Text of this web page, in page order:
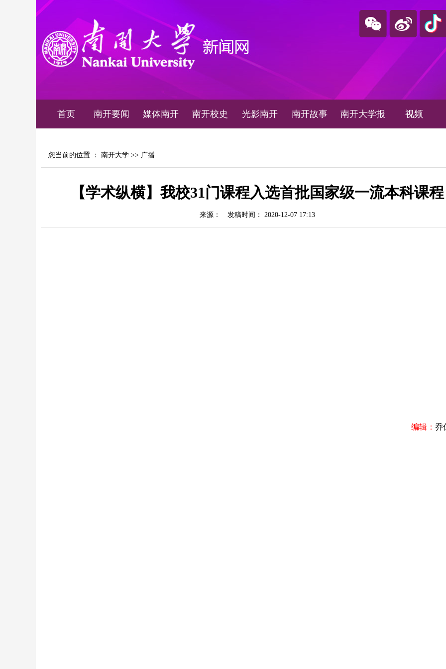
首页 南开要闻 媒体南开 南开校史 光影南开 南开故事 南开大学报 视频
您当前的位置 ： 南开大学 >> 广播
【学术纵横】我校31门课程入选首批国家级一流本科课程
来源： 发稿时间： 2020-12-07 17:13
编辑： 乔